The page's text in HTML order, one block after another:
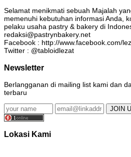
Selamat menikmati sebuah Majalah
memenuhi kebutuhan informasi Anda,
pelaku usaha pastry & bakery di
redaksi@pastrynbakery.net
Facebook : http://www.facebook.com/
Twitter : @tabloidlezat
Newsletter
Berlangganan di mailing list kami dan
terbaru
Lokasi Kami